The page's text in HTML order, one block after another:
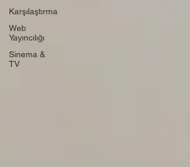
Karşılaştırma
Web
Yayıncılığı
Sinema &
TV